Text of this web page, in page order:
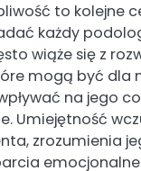
to kolejne
każdy
wiąże się z
mogą być dla
na jego
Umiejętność
zrozumienia